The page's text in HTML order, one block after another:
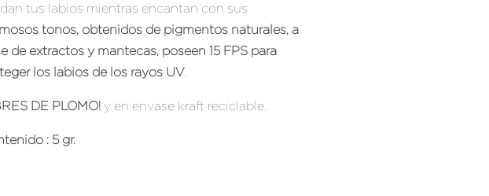
tus labios mientras encantan con sus
tonos, obtenidos de pigmentos naturales, a
de extractos y mantecas, poseen 15 FPS para
los labios de los rayos UV
DE PLOMO! y en envase kraft reciclable.
: 5 gr.